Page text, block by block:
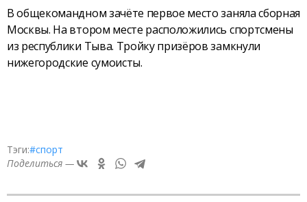
В общекомандном зачёте первое место заняла сборная
Москвы. На втором месте расположились спортсмены
из республики Тыва. Тройку призёров замкнули
нижегородские сумоисты.
Тэги:#спорт
Поделиться —